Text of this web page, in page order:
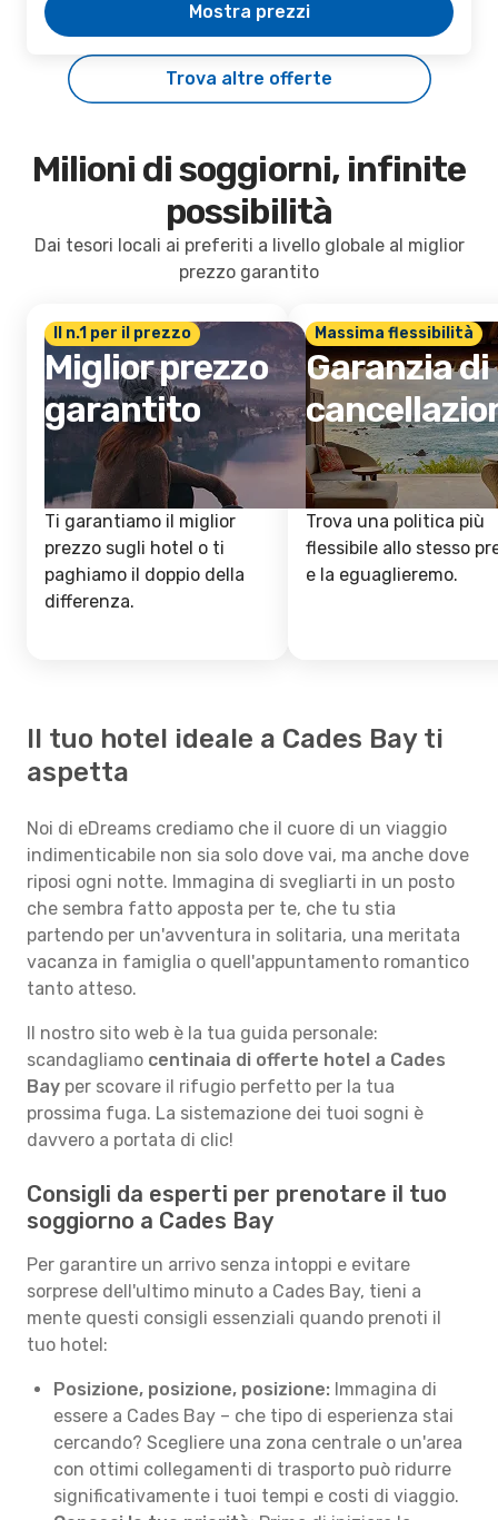
Mostra prezzi
Trova altre offerte
Milioni di soggiorni, infinite
possibilità
Dai tesori locali ai preferiti a livello globale al miglior
prezzo garantito
Il n.1 per il prezzo
Miglior prezzo
garantito
Ti garantiamo il miglior
prezzo sugli hotel o ti
paghiamo il doppio della
differenza.
Massima flessibilità
Garanzia di
Trova una politica più
flessibile allo stesso
e la eguaglieremo.
Il tuo hotel ideale a Cades Bay ti
aspetta
Noi di eDreams crediamo che il cuore di un viaggio
indimenticabile non sia solo dove vai, ma anche dove
riposi ogni notte. Immagina di svegliarti in un posto
che sembra fatto apposta per te, che tu stia
partendo per un'avventura in solitaria, una meritata
vacanza in famiglia o quell'appuntamento romantico
tanto atteso.
Il nostro sito web è la tua guida personale:
scandagliamo centinaia di offerte hotel a Cades
Bay per scovare il rifugio perfetto per la tua
prossima fuga. La sistemazione dei tuoi sogni è
davvero a portata di clic!
Consigli da esperti per prenotare il tuo
soggiorno a Cades Bay
Per garantire un arrivo senza intoppi e evitare
sorprese dell'ultimo minuto a Cades Bay, tieni a
mente questi consigli essenziali quando prenoti il
tuo hotel:
Posizione, posizione, posizione: Immagina di
essere a Cades Bay – che tipo di esperienza stai
cercando? Scegliere una zona centrale o un'area
con ottimi collegamenti di trasporto può ridurre
significativamente i tuoi tempi e costi di viaggio.